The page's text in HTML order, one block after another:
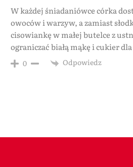
W każdej śniadaniówce córka
owoców i warzyw, a zamiast
cisowiankę w małej butelce z
ograniczać białą mąkę i cukier
0 Odpowiedz